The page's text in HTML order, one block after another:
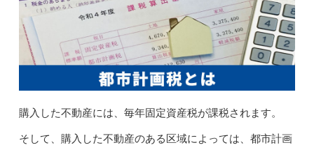
購入した不動産には、毎年固定資産税が課税されます。
そして、購入した不動産のある区域によっては、都市計画